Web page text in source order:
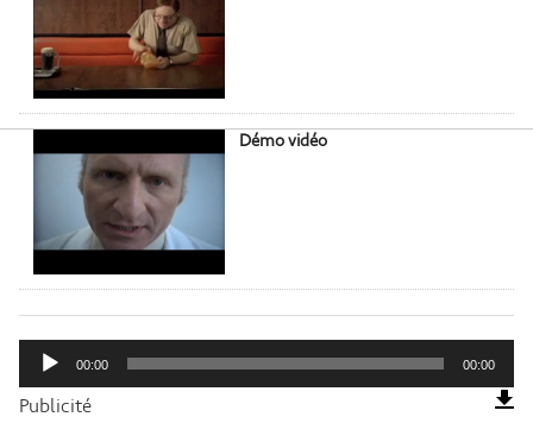
Démo vidéo
Lecteur
audio
00:00 00:00
Publicité